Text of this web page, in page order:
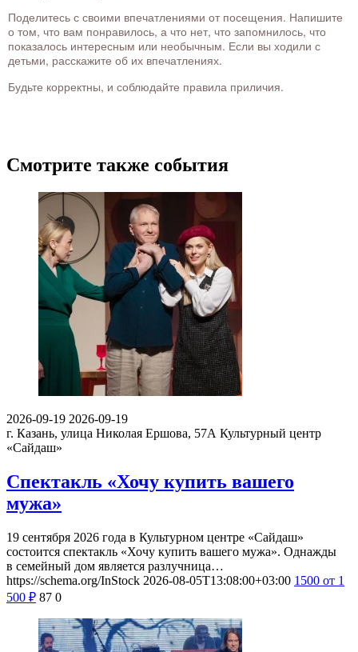
Поделитесь с своими впечатлениями от посещения. Напишите
о том, что вам понравилось, а что нет, что запомнилось, что
показалось интересным или необычным. Если вы ходили с
детьми, расскажите об их впечатлениях.
Будьте корректны, и соблюдайте правила приличия.
Смотрите также события
2026-09-19 2026-09-19
г. Казань, улица Николая Ершова, 57А Культурный центр
«Сайдаш»
Спектакль «Хочу купить вашего
мужа»
19 сентября 2026 года в Культурном центре «Сайдаш»
состоится спектакль «Хочу купить вашего мужа». Однажды
в семейный дом является разлучница…
https://schema.org/InStock 2026-08-05T13:08:00+03:00 1500 от 1
500 ₽ 87 0